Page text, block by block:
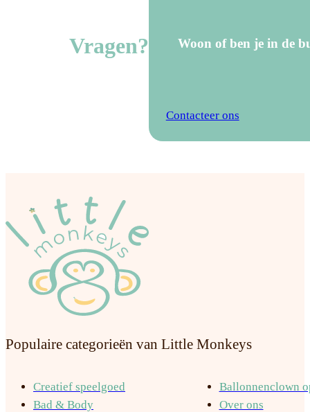
Vragen? Woon of ben je in de
Contacteer ons
Populaire categorieën van Little Monkeys
Creatief speelgoed
Bad & Body
Ballonnenclown
Over ons